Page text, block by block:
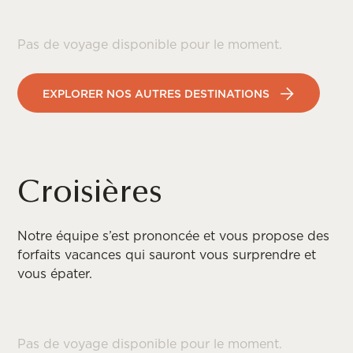
Pas de voyage disponible pour le moment.
EXPLORER NOS AUTRES DESTINATIONS
Croisières
Notre équipe s’est prononcée et vous propose des
forfaits vacances qui sauront vous surprendre et
vous épater.
Pas de voyage disponible pour le moment.